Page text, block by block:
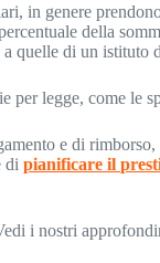
in genere
della
quelle di un istituto
per legge, come le
e di
dipianificare il
i nostri